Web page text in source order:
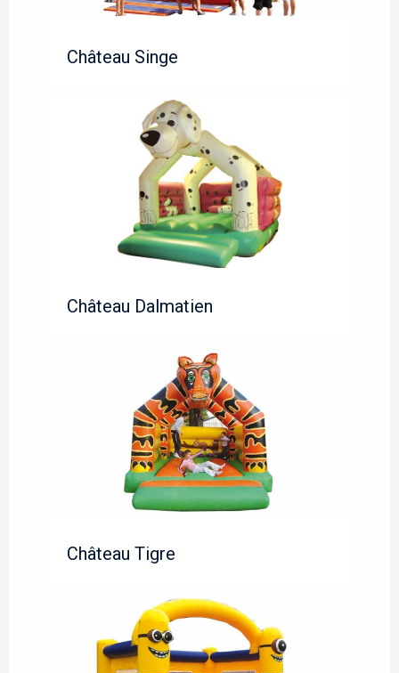
Château Singe
Château Dalmatien
Château Tigre